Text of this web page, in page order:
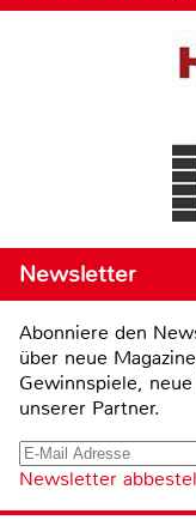
Newsletter
Abonniere den
über neue
Gewinnspiele,
unserer Partner.
Newsletter